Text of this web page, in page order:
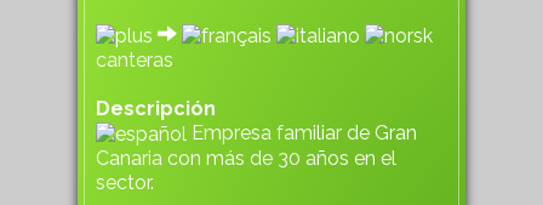
canteras
Descripción
Empresa familiar de Gran
Canaria con más de 30 años en el
sector.